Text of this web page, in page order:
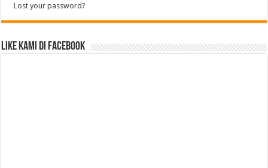
Lost your password?
Like Kami di Facebook